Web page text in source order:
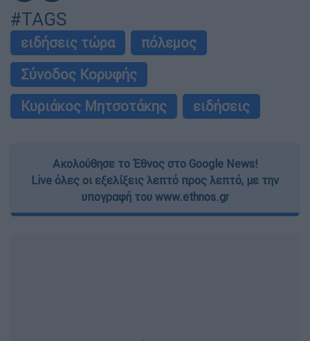
#TAGS
ειδήσεις τώρα
πόλεμος
Σύνοδος Κορυφής
Κυριάκος Μητσοτάκης
ειδήσεις
Ακολούθησε το Έθνος στο Google News!
Live όλες οι εξελίξεις λεπτό προς λεπτό, με την
υπογραφή του www.ethnos.gr